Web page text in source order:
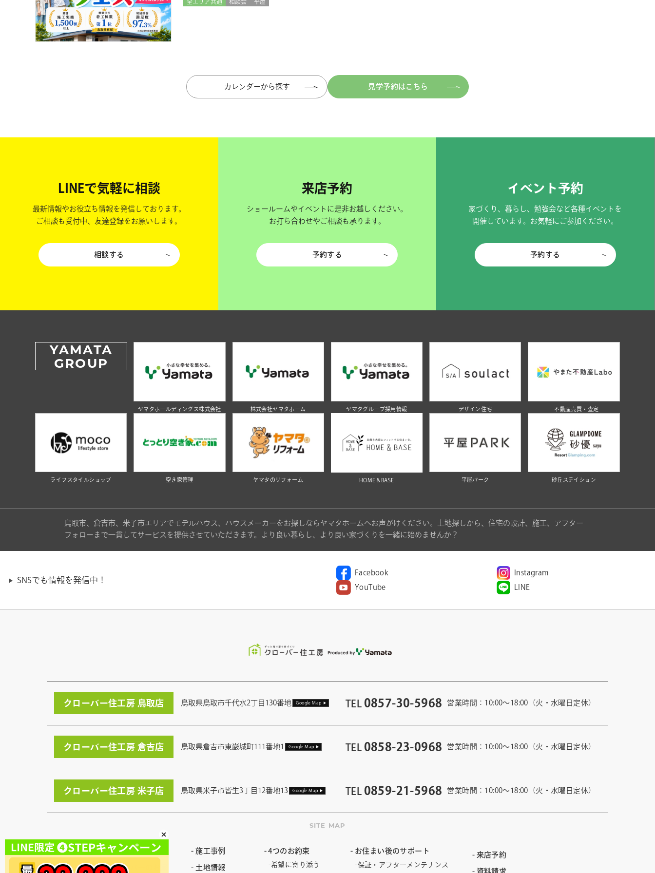
全エリア共通 相談会 平屋
カレンダーから探す 見学予約はこちら
LINEで気軽に相談
最新情報やお役立ち情報を発信しております。
ご相談も受付中、友達登録をお願いします。
相談する
来店予約
ショールームやイベントに是非お越しください。
お打ち合わせやご相談も承ります。
予約する
イベント予約
家づくり、暮らし、勉強会など各種イベントを
開催しています。お気軽にご参加ください。
予約する
YAMATA
GROUP
ヤマタホールディングス株式会社 株式会社ヤマタホーム ヤマタグループ採用情報 デザイン住宅 不動産売買・査定
ライフスタイルショップ 空き家管理 ヤマタのリフォーム HOME＆BASE 平屋パーク 砂丘ステイション
鳥取市、倉吉市、米子市エリアでモデルハウス、ハウスメーカーをお探しならヤマタホームへお声がけください。土地探しから、住宅の設計、施工、アフター
フォローまで一貫してサービスを提供させていただきます。より良い暮らし、より良い家づくりを一緒に始めませんか？
SNSでも情報を発信中！
Facebook
Instagram
YouTube
LINE
クローバー住工房 鳥取店 鳥取県鳥取市千代水2丁目130番地 Google Map TEL 0857-30-5968 営業時間：10:00〜18:00（火・水曜日定休）
クローバー住工房 倉吉店 鳥取県倉吉市東巌城町111番地1 Google Map TEL 0858-23-0968 営業時間：10:00〜18:00（火・水曜日定休）
クローバー住工房 米子店 鳥取県米子市皆生3丁目12番地13 Google Map TEL 0859-21-5968 営業時間：10:00〜18:00（火・水曜日定休）
SITE MAP
イベント
クローバーのお家
施工事例
土地情報
4つのお約束
希望に寄り添う
お住まい後のサポート
保証・アフターメンテナンス
来店予約
資料請求